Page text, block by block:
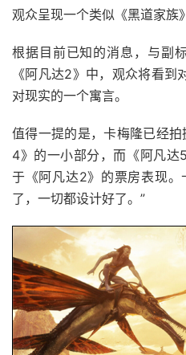
观众呈现一个类似《黑道家族
根据目前已知的消息，与副
《阿凡达2》中，观众将看到
对现实的一个寓言。
值得一提的是，卡梅隆已经
4》的一小部分，而《阿凡
于《阿凡达2》的票房表现
了，一切都设计好了。”